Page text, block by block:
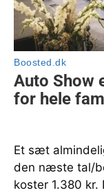
Et sæt
den næste tal/
koster 1.380 kr.